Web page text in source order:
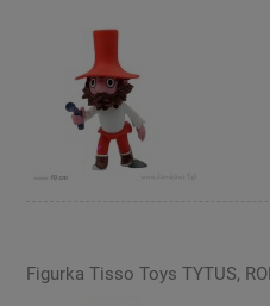
Figurka Tisso Toys TYTUS,